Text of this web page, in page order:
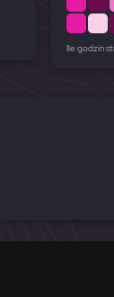
Ile godzin